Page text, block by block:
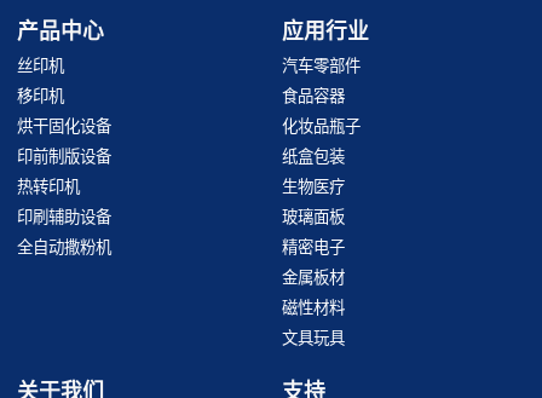
产品中心
丝印机
移印机
烘干固化设备
印前制版设备
热转印机
印刷辅助设备
全自动撒粉机
应用行业
汽车零部件
食品容器
化妆品瓶子
纸盒包装
生物医疗
玻璃面板
精密电子
金属板材
磁性材料
文具玩具
关于我们 支持